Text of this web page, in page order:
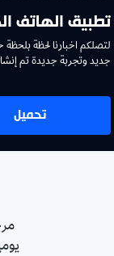
تطبيق الهاتف
لتصلكم اخبارنا لحظة بلحظة
جديد وتجربة جديدة تم
تحميل